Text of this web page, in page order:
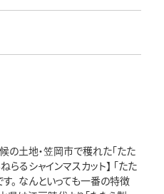
の土地・笠岡市で穫れた「たた
るシャインマスカット】 「たた
。 なんといっても一番の特徴